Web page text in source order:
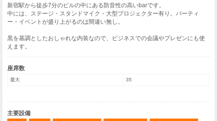
新宿駅から徒歩7分のビルの中にある防音性の高いbarです。
中には、ステージ・スタンドマイク・大型プロジェクター有り。パーティ
ー・イベントが盛り上がるのは間違い無し。
黒を基調としたおしゃれな内装なので、ビジネスでの会議やプレゼンにも使
えます。
座席数
最大 35
主要設備